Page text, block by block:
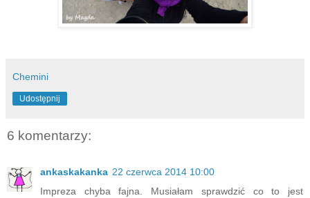
Chemini
Udostępnij
6 komentarzy:
ankaskakanka 22 czerwca 2014 10:00
Impreza chyba fajna. Musiałam sprawdzić co to jest